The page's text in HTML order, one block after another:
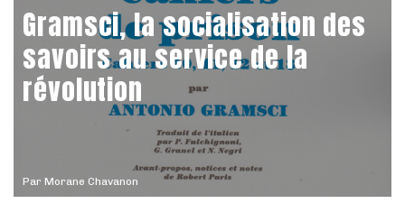
Par Morane Chavanon
Gramsci, la socialisation des
savoirs au service de la
révolution